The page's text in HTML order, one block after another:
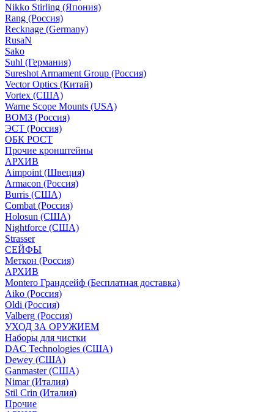
Nikko Stirling (Япония)
Rang (Россия)
Recknage (Germany)
RusaN
Sako
Suhl (Германия)
Sureshot Armament Group (Россия)
Vector Optics (Китай)
Vortex (США)
Warne Scope Mounts (USA)
ВОМЗ (Россия)
ЭСТ (Россия)
ОБК РОСТ
Прочие кронштейны
АРХИВ
Aimpoint (Швеция)
Armacon (Россия)
Burris (США)
Combat (Россия)
Holosun (США)
Nightforce (США)
Strasser
СЕЙФЫ
Меткон (Россия)
АРХИВ
Montero Грандсейф (Бесплатная доставка)
Aiko (Россия)
Oldi (Россия)
Valberg (Россия)
УХОД ЗА ОРУЖИЕМ
Наборы для чистки
DAC Technologies (США)
Dewey (США)
Ganmaster (США)
Nimar (Италия)
Stil Crin (Италия)
Прочие